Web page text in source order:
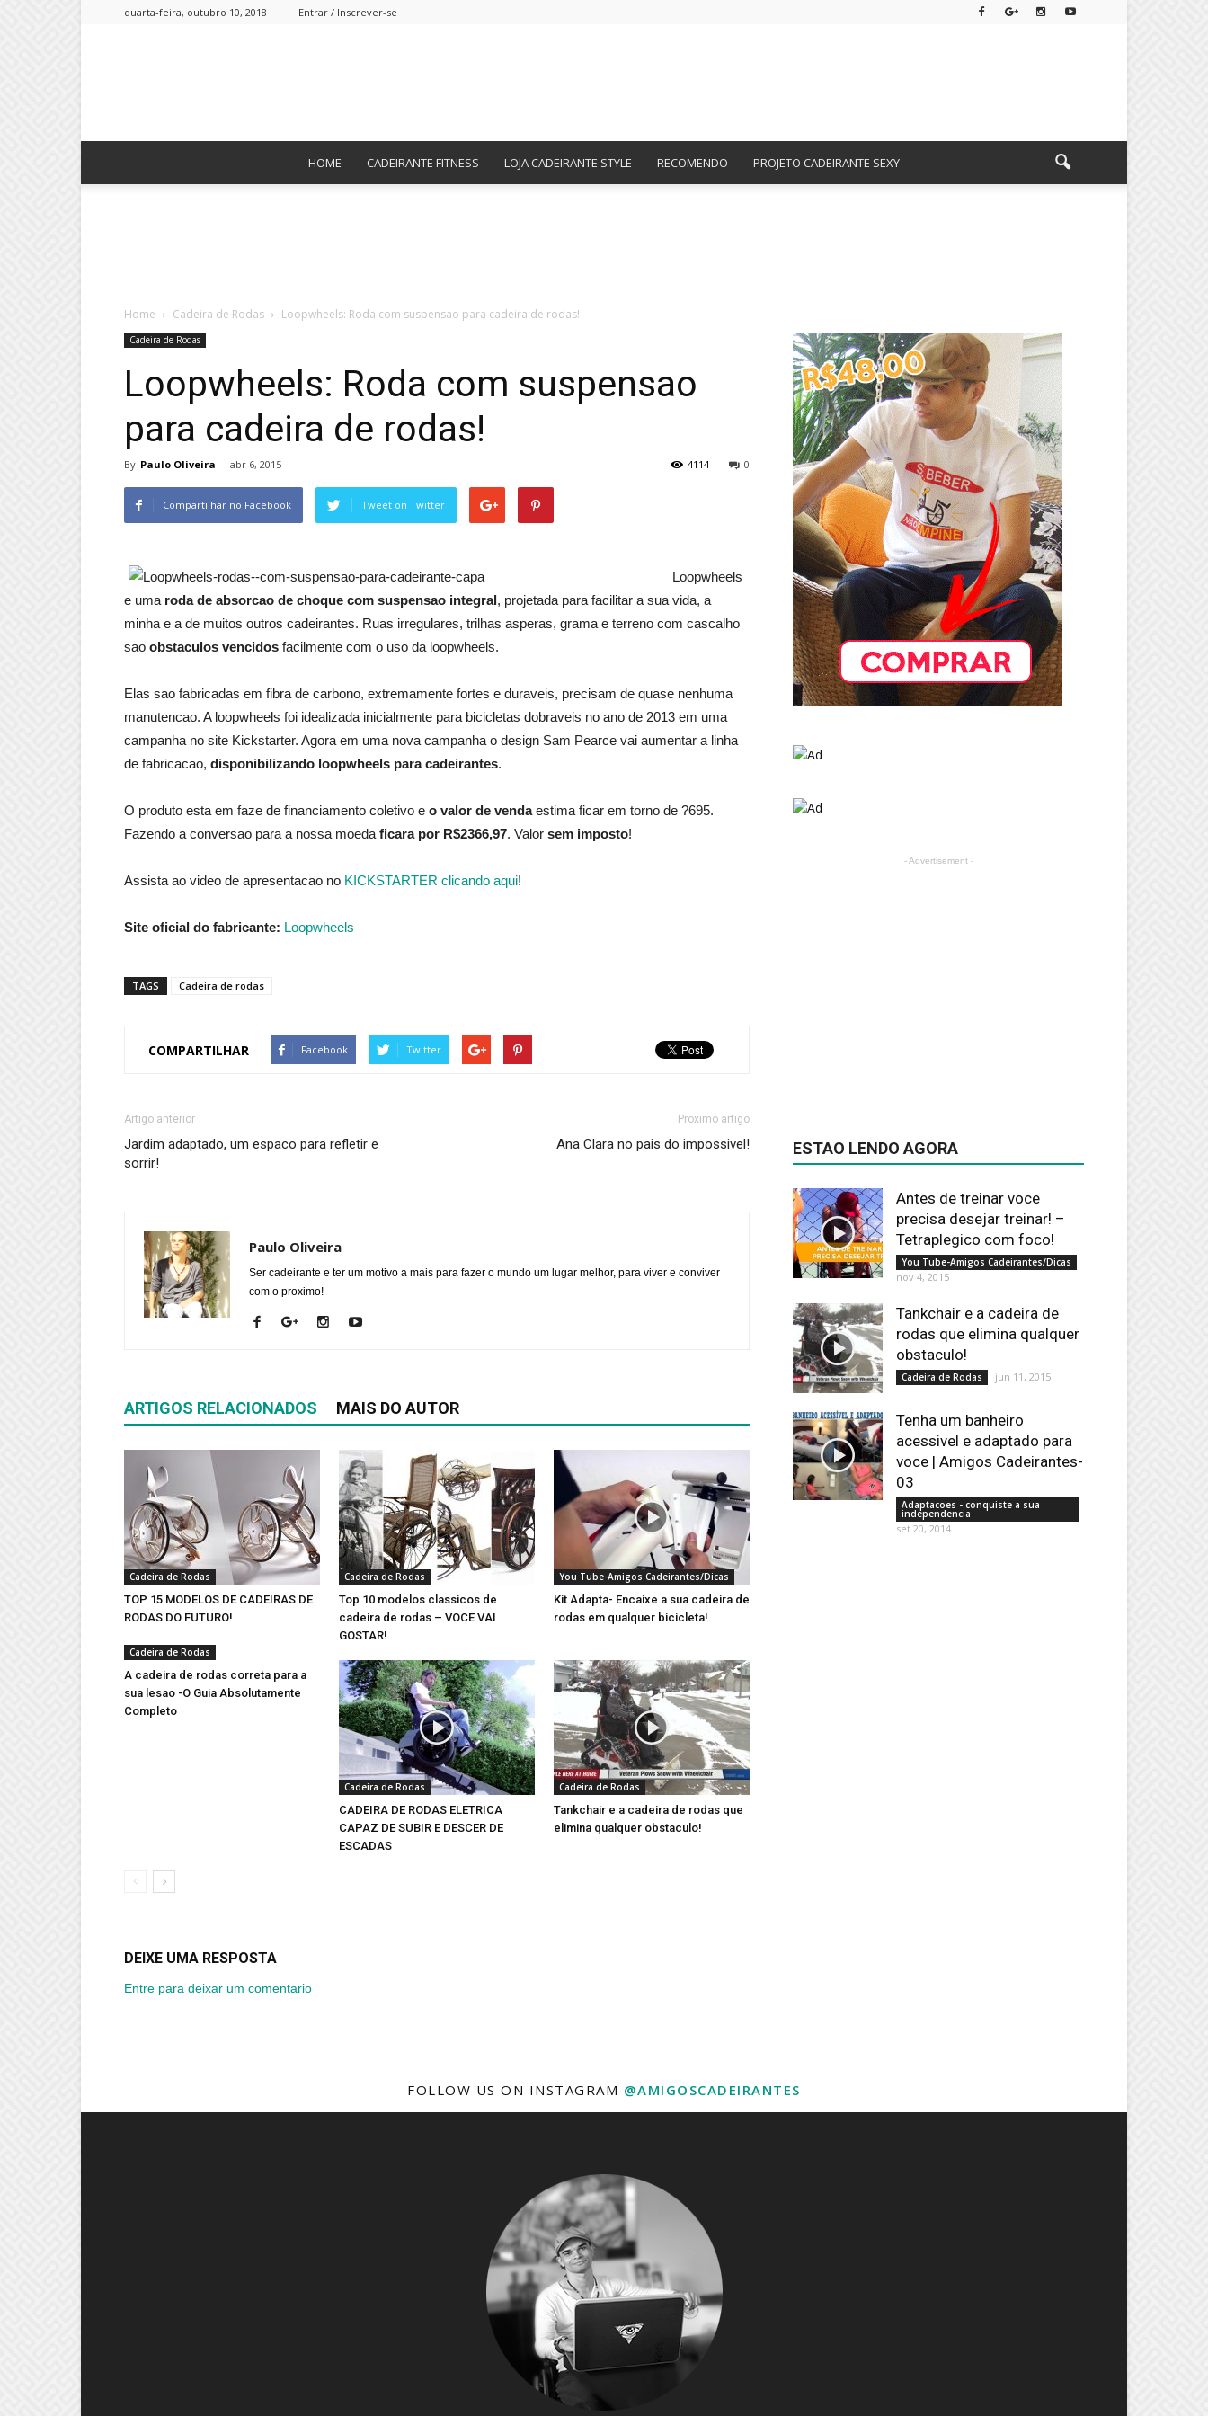
quarta-feira, outubro 10, 2018 Entrar / Inscrever-se
Amigos
HOME CADEIRANTE FITNESS LOJA CADEIRANTE STYLE RECOMENDO PROJETO CADEIRANTE SEXY
Home Cadeira de Rodas Loopwheels: Roda com suspensao para cadeira de rodas!
Cadeira de Rodas
Loopwheels: Roda com suspensao
para cadeira de rodas!
By Paulo Oliveira - abr 6, 2015 0
4114
Compartilhar no Facebook Tweet on Twitter
Loopwheels
e uma roda de absorcao de choque com suspensao integral, projetada para facilitar a sua vida, a
minha e a de muitos outros cadeirantes. Ruas irregulares, trilhas asperas, grama e terreno com cascalho
sao obstaculos vencidos facilmente com o uso da loopwheels.
Elas sao fabricadas em fibra de carbono, extremamente fortes e duraveis, precisam de quase nenhuma
manutencao. A loopwheels foi idealizada inicialmente para bicicletas dobraveis no ano de 2013 em uma
campanha no site Kickstarter. Agora em uma nova campanha o design Sam Pearce vai aumentar a linha
de fabricacao, disponibilizando loopwheels para cadeirantes.
O produto esta em faze de financiamento coletivo e o valor de vendaestima ficar em torno de ?695.
Fazendo a conversao para a nossa moeda ficara por R$2366,97. Valor sem imposto!
Assista ao video de apresentacao no KICKSTARTER clicando aqui!
Site oficial do fabricante: Loopwheels
TAGS Cadeira de rodas
COMPARTILHAR Facebook Twitter
Artigo anterior
Jardim adaptado, um espaco para refletir e
sorrir!
Proximo artigo
Ana Clara no pais do impossivel!
Paulo Oliveira
Ser cadeirante e ter um motivo a mais para fazer o mundo um lugar melhor, para viver e conviver
com o proximo!
ARTIGOS RELACIONADOS MAIS DO AUTOR
Cadeira de Rodas
TOP 15 MODELOS DE CADEIRAS DE
RODAS DO FUTURO!
Cadeira de Rodas
Top 10 modelos classicos de
cadeira de rodas – VOCE VAI
GOSTAR!
You Tube-Amigos Cadeirantes/Dicas
Kit Adapta- Encaixe a sua cadeira de
rodas em qualquer bicicleta!
Cadeira de Rodas
A cadeira de rodas correta para a
sua lesao -O Guia Absolutamente
Completo
Cadeira de Rodas
CADEIRA DE RODAS ELETRICA
CAPAZ DE SUBIR E DESCER DE
ESCADAS
Cadeira de Rodas
Tankchair e a cadeira de rodas que
elimina qualquer obstaculo!
DEIXE UMA RESPOSTA
Entre para deixar um comentario
- Advertisement -
ESTAO LENDO AGORA
Antes de treinar voce
precisa desejar treinar! –
Tetraplegico com foco!
You Tube-Amigos Cadeirantes/Dicas
nov 4, 2015
Tankchair e a cadeira de
rodas que elimina qualquer
obstaculo!
Cadeira de Rodas jun 11, 2015
Tenha um banheiro
acessivel e adaptado para
voce | Amigos Cadeirantes-
03
Adaptacoes - conquiste a sua
independencia
set 20, 2014
FOLLOW US ON INSTAGRAM @AMIGOSCADEIRANTES